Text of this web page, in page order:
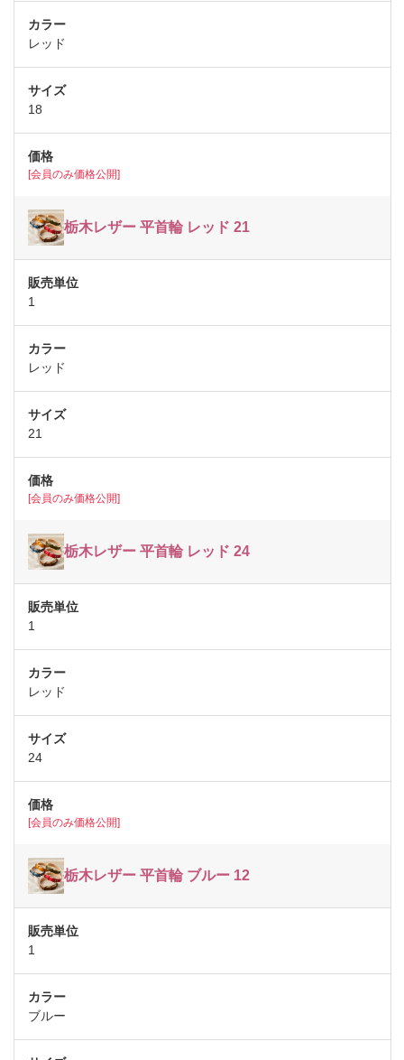
レッド
18
[会員のみ価格公開]
栃木レザー 平首輪 レッド 21
1
レッド
21
[会員のみ価格公開]
栃木レザー 平首輪 レッド 24
1
レッド
24
[会員のみ価格公開]
栃木レザー 平首輪 ブルー 12
1
ブルー